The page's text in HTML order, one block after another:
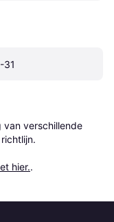
31
van verschillende
hier..